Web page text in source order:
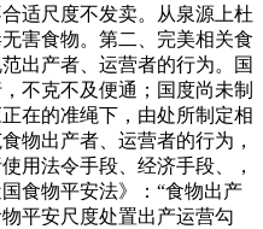
适尺度不发卖。从泉源上杜
害食物。第二、完美相关食
出产者、运营者的行为。国
不克不及便通；国度尚未制
在的准绳下，由处所制定相
物出产者、运营者的行为，
用法令手段、经济手段、，
食物平安法》：“食物出产
平安尺度处置出产运营勾